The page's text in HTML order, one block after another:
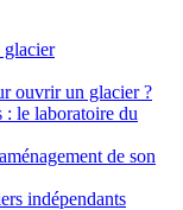
glacier
ouvrir un glacier ?
: le laboratoire du
de son
indépendants